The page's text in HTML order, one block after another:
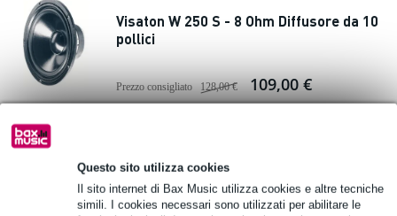
Questo sito utilizza cookies
Il sito internet di Bax Music utilizza cookies e altre tecniche
simili. I cookies necessari sono utilizzati per abilitare le
Visaton W 250 S - 8 Ohm Diffusore da 10
pollici
Prezzo consigliato 128,00 € 109,00 €
Aggiungi al carrello